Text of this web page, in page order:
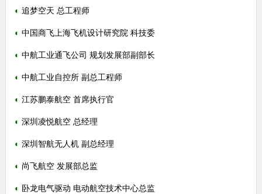
◐ 追梦空天 总工程师
◐ 中国商飞上海飞机设计研究院 科技委
◐ 中航工业通飞公司 规划发展部副部长
◐ 中航工业自控所 副总工程师
◐ 江苏鹏泰航空 首席执行官
◐ 深圳凌悦航空 总经理
◐ 深圳智航无人机 副总经理
◐ 尚飞航空 发展部总监
◐ 卧龙电气驱动 电动航空技术中心总监